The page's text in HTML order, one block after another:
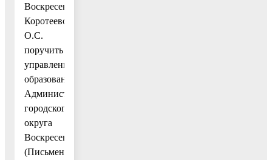
Воскресенск
Коротеевой
О.С.
поручить
управлению
образования
Администрации
городского
округа
Воскресенск
(Письменная